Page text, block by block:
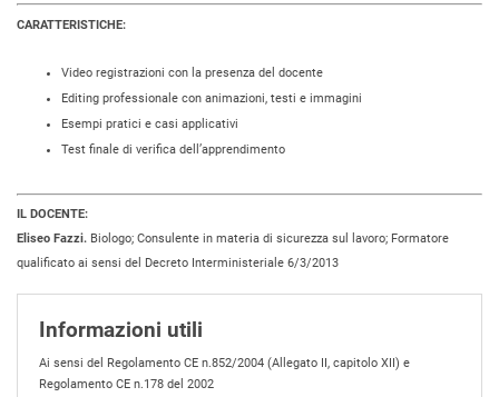
CARATTERISTICHE:
Video registrazioni con la presenza del docente
Editing professionale con animazioni, testi e immagini
Esempi pratici e casi applicativi
Test finale di verifica dell’apprendimento
IL DOCENTE:
Eliseo Fazzi. Biologo; Consulente in materia di sicurezza sul lavoro; Formatore
qualificato ai sensi del Decreto Interministeriale 6/3/2013
Informazioni utili
Ai sensi del Regolamento CE n.852/2004 (Allegato II, capitolo XII) e
Regolamento CE n.178 del 2002